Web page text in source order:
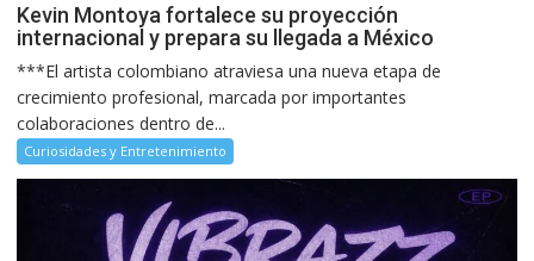
Kevin Montoya fortalece su proyección
internacional y prepara su llegada a México
***El artista colombiano atraviesa una nueva etapa de
crecimiento profesional, marcada por importantes
colaboraciones dentro de...
Curiosidades y Entretenimiento